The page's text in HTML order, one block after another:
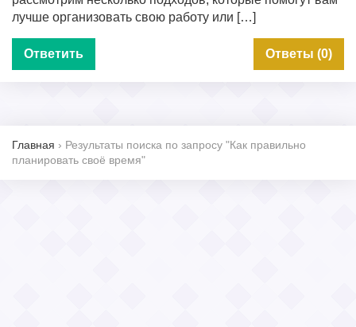
лучше организовать свою работу или […]
Ответить Ответы (0)
Главная › Результаты поиска по запросу "Как правильно
планировать своё время"